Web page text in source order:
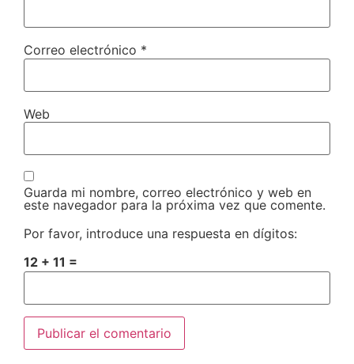
Correo electrónico *
Web
Guarda mi nombre, correo electrónico y web en
este navegador para la próxima vez que comente.
Por favor, introduce una respuesta en dígitos:
12 + 11 =